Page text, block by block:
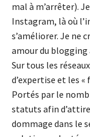
mal à m’arrêter).
Instagram, là où
s’améliorer. Je ne
amour du blogging
Sur tous les
d’expertise et les «
Portés par le
statuts afin
dommage dans le